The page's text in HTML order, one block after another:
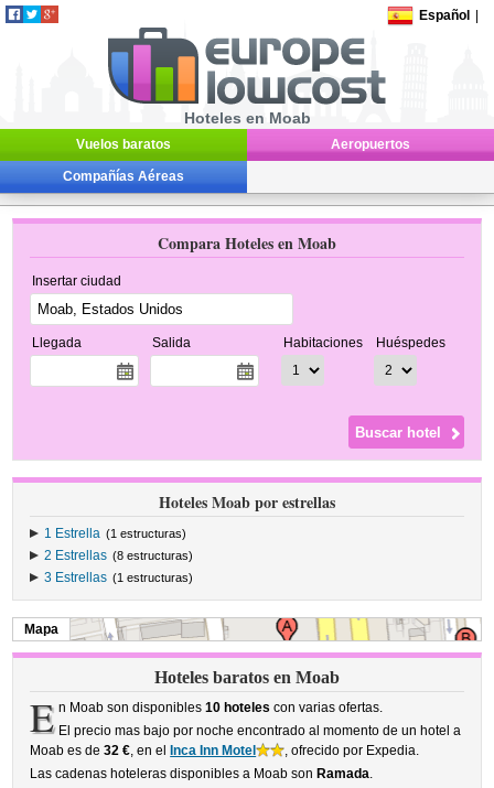
Español
Hoteles en Moab
Vuelos baratos Aeropuertos
Compañías Aéreas
Compara Hoteles en Moab
Insertar ciudad
Llegada Salida Habitaciones Huéspedes
Hoteles Moab por estrellas
1 Estrella (1 estructuras)
2 Estrellas (8 estructuras)
3 Estrellas (1 estructuras)
Mapa
Hoteles baratos en Moab
E n Moab son disponibles 10 hoteles con varias ofertas.
El precio mas bajo por noche encontrado al momento de un hotel a
Moab es de32 €, en el Inca Inn Motel
, ofrecido por Expedia.
Las cadenas hoteleras disponibles a Moab son Ramada.